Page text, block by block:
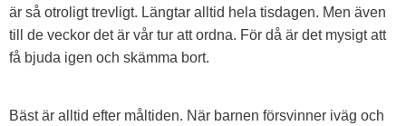
är så otroligt trevligt. Längtar alltid hela tisdagen. Men även
till de veckor det är vår tur att ordna. För då är det mysigt att
få bjuda igen och skämma bort.
Bäst är alltid efter måltiden. När barnen försvinner iväg och